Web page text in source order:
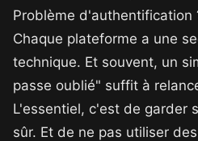
Problème d'authentification
Chaque plateforme a une
technique. Et souvent, un
passe oublié" suffit à
L'essentiel, c'est de garder
sûr. Et de ne pas utiliser